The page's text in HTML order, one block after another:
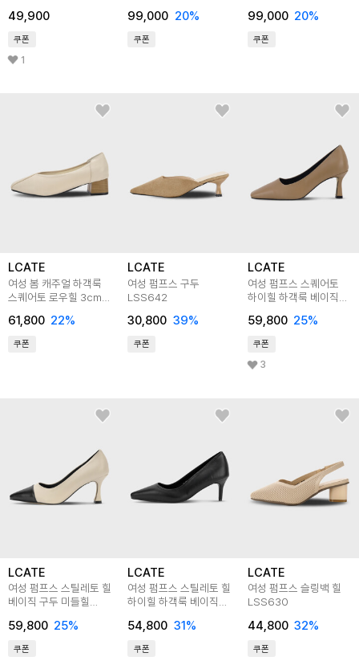
49,900
쿠폰
1
99,000 20%
쿠폰
99,000 20%
쿠폰
LCATE
여성 봄 캐주얼 하객룩
스퀘어토 로우힐 3cm
61,800 22%
쿠폰
LCATE
여성 펌프스 구두
LSS642
30,800 39%
쿠폰
LCATE
여성 펌프스 스퀘어토
하이힐 하객룩 베이직
59,800 25%
쿠폰
3
LCATE
여성 펌프스 스틸레토 힐
베이직 구두 미들힐
59,800 25%
쿠폰
LCATE
여성 펌프스 스틸레토 힐
하이힐 하객룩 베이직
54,800 31%
쿠폰
LCATE
여성 펌프스 슬링백 힐
LSS630
44,800 32%
쿠폰